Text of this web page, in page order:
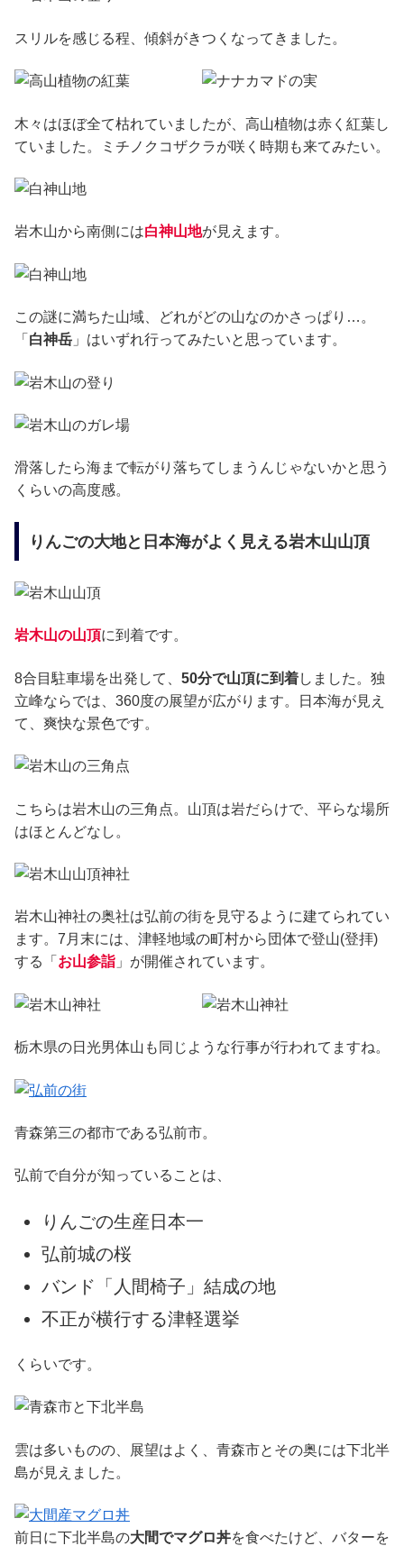
スリルを感じる程、傾斜がきつくなってきました。
木々はほぼ全て枯れていましたが、高山植物は赤く紅葉し
ていました。ミチノクコザクラが咲く時期も来てみたい。
岩木山から南側には白神山地が見えます。
この謎に満ちた山域、どれがどの山なのかさっぱり…。
「 白神岳 」はいずれ行ってみたいと思っています。
滑落したら海まで転がり落ちてしまうんじゃないかと思う
くらいの高度感。
りんごの大地と日本海がよく見える岩木山山頂
岩木山の山頂に到着です。
8合目駐車場を出発して、 50分で山頂に到着しました。独
立峰ならでは、360度の展望が広がります。日本海が見え
て、爽快な景色です。
こちらは岩木山の三角点。山頂は岩だらけで、平らな場所
はほとんどなし。
岩木山神社の奥社は弘前の街を見守るように建てられてい
ます。7月末には、津軽地域の町村から団体で登山(登拝)
する「 お山参詣 」が開催されています。
栃木県の日光男体山も同じような行事が行われてますね。
青森第三の都市である弘前市。
弘前で自分が知っていることは、
りんごの生産日本一
弘前城の桜
バンド「人間椅子」結成の地
不正が横行する津軽選挙
くらいです。
雲は多いものの、展望はよく、青森市とその奥には下北半
島が見えました。
前日に下北半島の大間でマグロ丼を食べたけど、バターを